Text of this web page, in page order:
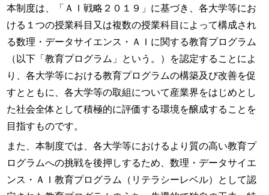
本制度は、「ＡＩ戦略２０１９」に基づき、各大学等にお
ける１つの授業科目又は複数の授業科目によって構成され
る数理・データサイエンス・ＡＩに関する教育プログラム
（以下「教育プログラム」という。）を認定することによ
り、各大学等における教育プログラムの構築及び改善を促
すとともに、各大学等の取組について産業界をはじめとし
た社会全体として積極的に評価する環境を醸成することを
目指すものです。
また、本制度では、各大学等におけるより質の高い教育プ
ログラムへの挑戦を後押しするため、数理・データサイエ
ンス・ＡＩ教育プログラム（リテラシーレベル）として認